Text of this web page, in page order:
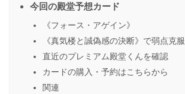
今回の殿堂予想カード
《フォース・アゲイン》
《真気楼と誠偽感の決断》で弱点克服
直近のプレミアム殿堂くんを確認
カードの購入・予約はこちらから
関連